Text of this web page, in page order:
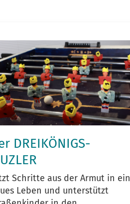
DREIKÖNIGS-
Schritte aus der Armut in ein
Leben und unterstützt